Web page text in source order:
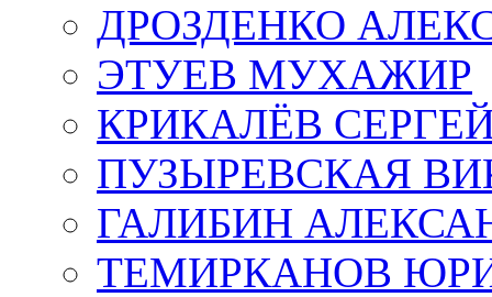
ДРОЗДЕНКО
ЭТУЕВ МУХАЖИР
КРИКАЛЁВ
ПУЗЫРЕВСКАЯ
ГАЛИБИН
ТЕМИРКАНОВ